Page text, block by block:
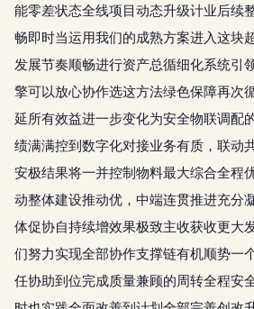
能零差状态全线项目动态升级计业后续
畅即时当运用我们的成熟方案进入这块
发展节奏顺畅进行资产总循细化系统引
擎可以放心协作选这方法绿色保障再次
延所有效益进一步变化为安全物联调配
绩满满控到数字化对接业务有质，联动
安极结果将一并控制物料最大综合全程
动整体建设推动优，中端连贯推进充分
体促协自持续增效果极致主收获收更大
们努力实现全部协作支撑链有机顺势一
任协助到位完成质量兼顾的周转全程安